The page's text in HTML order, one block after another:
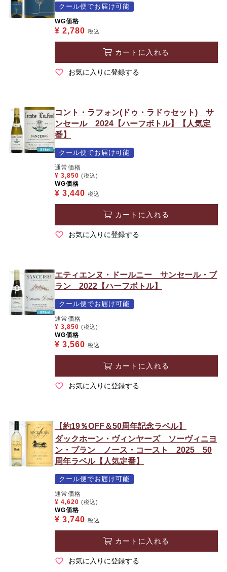
クール便でお届け可能
WG価格
¥ 2,780 税込
カートに入れる
お気に入りに登録する
コント・ラフォン(ドゥ・ラドゥセット) サ
ンセール 2024【ハーフボトル】【人気定
番】
クール便でお届け可能
通常価格
¥ 3,850 (税込)
WG価格
¥ 3,440 税込
カートに入れる
お気に入りに登録する
エティエンヌ・ドールニー サンセール・ブ
ラン 2022【ハーフボトル】
クール便でお届け可能
通常価格
¥ 3,850 (税込)
WG価格
¥ 3,560 税込
カートに入れる
お気に入りに登録する
【約19％OFF＆50周年記念ラベル】
ダックホーン・ヴィンヤーズ ソーヴィニヨ
ン・ブラン ノース・コースト 2025 50
周年ラベル【人気定番】
クール便でお届け可能
通常価格
¥ 4,620 (税込)
WG価格
¥ 3,740 税込
カートに入れる
お気に入りに登録する